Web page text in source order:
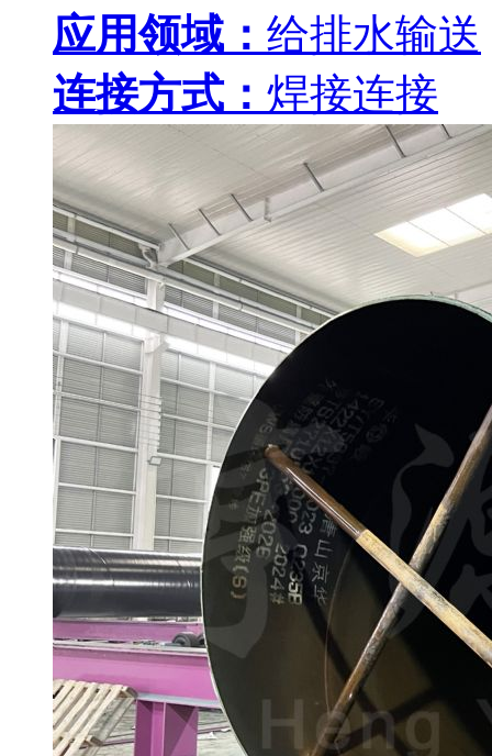
应用领域： 给排水输送
连接方式： 焊接连接